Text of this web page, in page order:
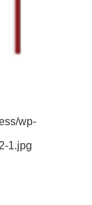
wp-
1.jpg